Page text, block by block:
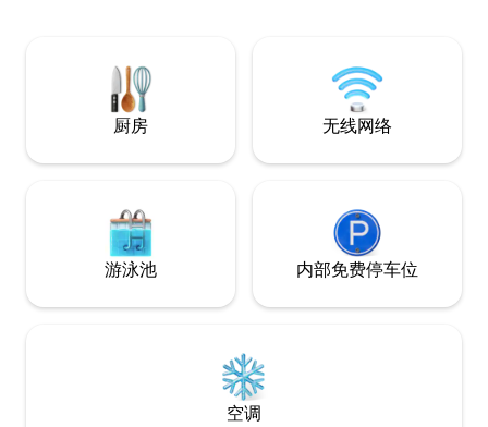
厨房 无线网络
游泳池 内部免费停车位
空调